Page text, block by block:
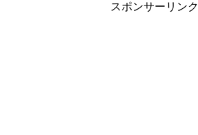
スポンサーリンク